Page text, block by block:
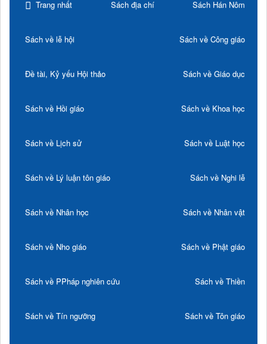
Trang nhất Sách địa chí Sách Hán Nôm
Sách về lễ hội Sách về Công giáo
Đề tài, Kỷ yếu Hội thảo Sách về Giáo dục
Sách về Hồi giáo Sách về Khoa học
Sách về Lịch sử Sách về Luật học
Sách về Lý luận tôn giáo Sách về Nghi lễ
Sách về Nhân học Sách về Nhân vật
Sách về Nho giáo Sách về Phật giáo
Sách về PPháp nghiên cứu Sách về Thiền
Sách về Tín ngưỡng Sách về Tôn giáo